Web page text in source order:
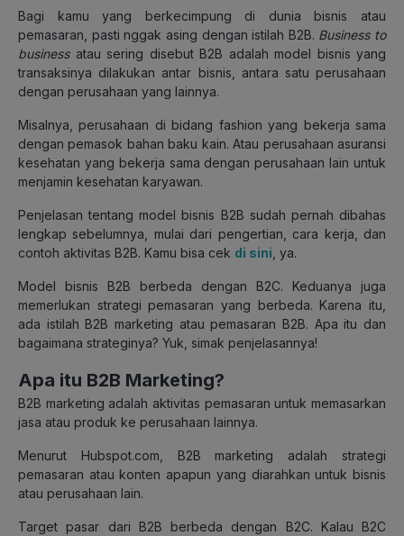
Bagi kamu yang berkecimpung di dunia bisnis atau
pemasaran, pasti nggak asing dengan istilah B2B. Business to
businessatau sering disebut B2B adalah model bisnis yang
transaksinya dilakukan antar bisnis, antara satu perusahaan
dengan perusahaan yang lainnya.
Misalnya, perusahaan di bidang fashion yang bekerja sama
dengan pemasok bahan baku kain. Atau perusahaan asuransi
kesehatan yang bekerja sama dengan perusahaan lain untuk
menjamin kesehatan karyawan.
Penjelasan tentang model bisnis B2B sudah pernah dibahas
lengkap sebelumnya, mulai dari pengertian, cara kerja, dan
contoh aktivitas B2B. Kamu bisa cek di sini , ya.
Model bisnis B2B berbeda dengan B2C. Keduanya juga
memerlukan strategi pemasaran yang berbeda. Karena itu,
ada istilah B2B marketing atau pemasaran B2B. Apa itu dan
bagaimana strateginya? Yuk, simak penjelasannya!
Apa itu B2B Marketing?
B2B marketing adalah aktivitas pemasaran untuk memasarkan
jasa atau produk ke perusahaan lainnya.
Menurut Hubspot.com, B2B marketing adalah strategi
pemasaran atau konten apapun yang diarahkan untuk bisnis
atau perusahaan lain.
Target pasar dari B2B berbeda dengan B2C. Kalau B2C